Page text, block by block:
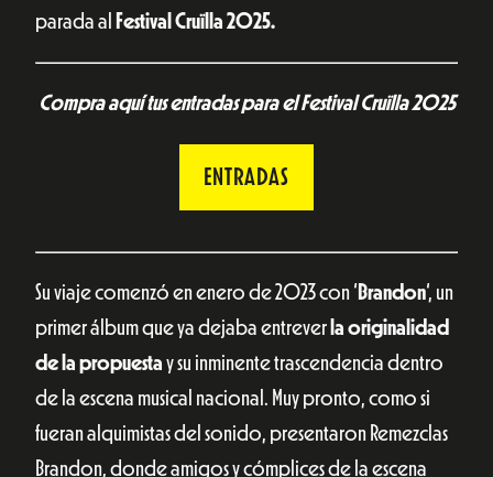
parada al Festival Cruïlla 2025.
Compra aquí tus entradas para el Festival Cruïlla 2025
ENTRADAS
Su viaje comenzó en enero de 2023 con ‘ Brandon‘, un
primer álbum que ya dejaba entrever la originalidad
de la propuesta y su inminente trascendencia dentro
de la escena musical nacional. Muy pronto, como si
fueran alquimistas del sonido, presentaron Remezclas
Brandon, donde amigos y cómplices de la escena